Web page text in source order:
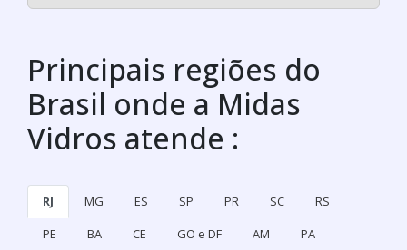
Principais regiões do
Brasil onde a Midas
Vidros atende :
RJ MG ES SP PR SC
RS
PE
BA CE GO e DF AM PA